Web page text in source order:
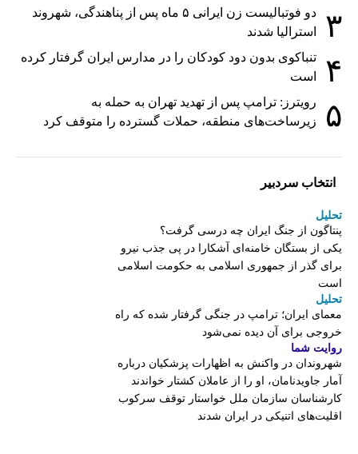
۳
دو فوتبالیست زن ایرانی ۵ ماه پس از پناهندگی، شهروند
استرالیا شدند
۴
تنباکوی بدون دود کودکان را در مدارس ایران گرفتار کرده
است
۵
رویترز: ترامپ پس از تهدید تهران به حمله به
زیرساخت‌های منطقه، حملات گسترده را متوقف کرد
انتخاب سردبیر
تحلیل
پنتاگون از جنگ ایران چه درسی گرفت؟
یکی از بستگان خامنه‌ای آشکارا در پی جذب نیرو
برای گذر از جمهوری اسلامی به حکومت اسلامی
است
تحلیل
معمای ایران؛ ترامپ در جنگی گرفتار شده که راه
خروجی برای آن دیده نمی‌شود
روایت شما
شهروندان در واکنش به اظهارات پزشکیان درباره
آمار جاویدنامان، او را از عاملان کشتار خواندند
کارشناسان سازمان ملل خواستار توقف سرکوب
اقلیت‌های اتنیکی در ایران شدند